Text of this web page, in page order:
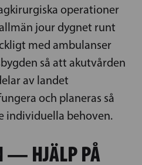
operationer
jour dygnet runt
med ambulanser
så att akutvården
av landet
och planeras så
individuella behoven.
— HJÄLP PÅ